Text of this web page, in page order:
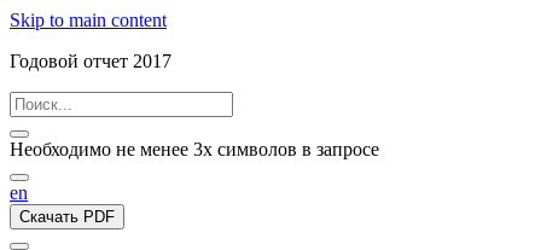
Skip to main content
Годовой отчет 2017
Необходимо не менее 3х символов в запросе
en
Скачать PDF